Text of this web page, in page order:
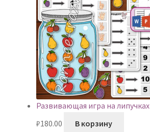
Развивающая игра на
₽180.00 В корзину